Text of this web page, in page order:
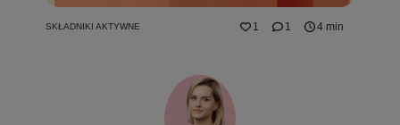
SKŁADNIKI AKTYWNE 1 1 4 min